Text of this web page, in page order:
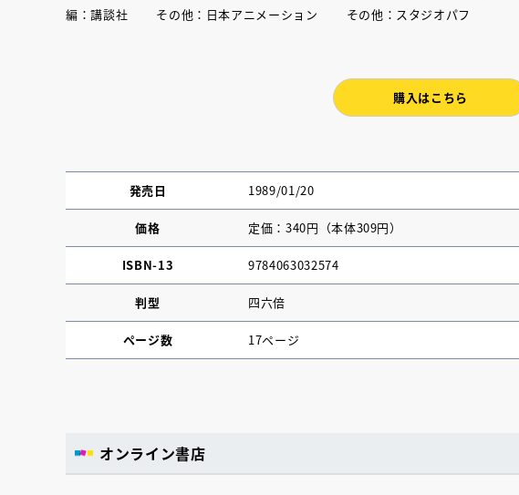
編：講談社 その他：日本アニメーション その他：スタジオパフ
購入はこちら
発売日 1989/01/20
価格 定価：340円（本体309円）
ISBN-13 9784063032574
判型 四六倍
ページ数 17ページ
オンライン書店